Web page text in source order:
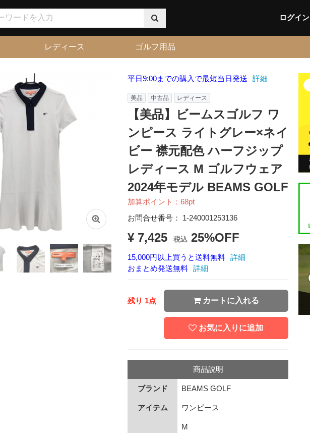
ログイン
レディース ゴルフ用品
平日9:00までの購入で最短当日発送 詳細
美品 中古品 レディース
【美品】ビームスゴルフ ワ
ンピース ライトグレー×ネイ
ビー 襟元配色 ハーフジップ
レディース M ゴルフウェア
2024年モデル BEAMS GOLF
加算ポイント： 68pt
お問合せ番号： 1-240001253136
¥ 7,425 税込 25%OFF
15,000円以上買うと送料無料 詳細
おまとめ発送無料 詳細
残り 1点 カートに入れる
お気に入りに追加
商品説明
ブランド BEAMS GOLF
アイテム ワンピース
M